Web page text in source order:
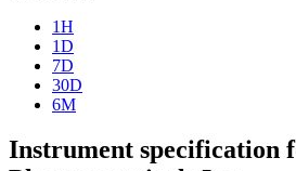
1H
1D
7D
30D
6M
Instrument specification